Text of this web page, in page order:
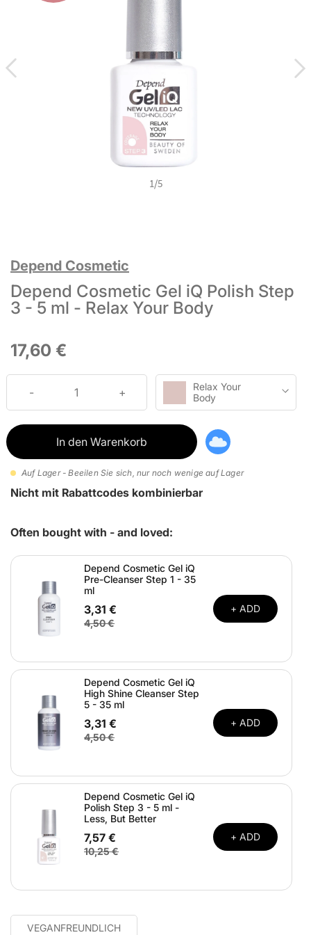
1/5
Depend Cosmetic
Depend Cosmetic Gel iQ Polish Step
3 - 5 ml - Relax Your Body
17,60 €
Relax Your
Body
In den Warenkorb
Auf Lager - Beeilen Sie sich, nur noch wenige auf Lager
Nicht mit Rabattcodes kombinierbar
Often bought with - and loved:
Depend Cosmetic Gel iQ
Pre-Cleanser Step 1 - 35
ml
3,31 €
4,50 €
+ ADD
Depend Cosmetic Gel iQ
High Shine Cleanser Step
5 - 35 ml
3,31 €
4,50 €
+ ADD
Depend Cosmetic Gel iQ
Polish Step 3 - 5 ml -
Less, But Better
7,57 €
10,25 €
+ ADD
VEGANFREUNDLICH